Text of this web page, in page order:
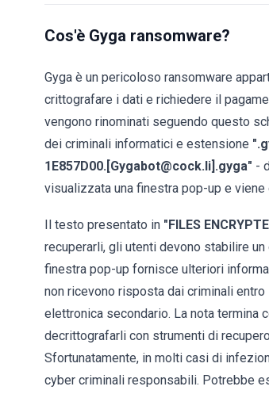
Cos'è Gyga ransomware?
Gyga è un pericoloso ransomware
crittografare i dati e richiedere il
vengono rinominati seguendo questo
dei criminali informatici e estensione
1E857D00.[Gygabot@cock.li].gyga" -
visualizzata una finestra pop-up e
Il testo presentato in "FILES
recuperarli, gli utenti devono stabilire
finestra pop-up fornisce ulteriori
non ricevono risposta dai criminali
elettronica secondario. La nota termina
decrittografarli con strumenti di
Sfortunatamente, in molti casi di
cyber criminali responsabili. Potrebbe